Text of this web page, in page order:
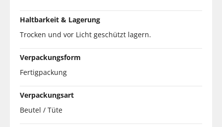
Haltbarkeit & Lagerung
Trocken und vor Licht geschützt lagern.
Verpackungsform
Fertigpackung
Verpackungsart
Beutel / Tüte